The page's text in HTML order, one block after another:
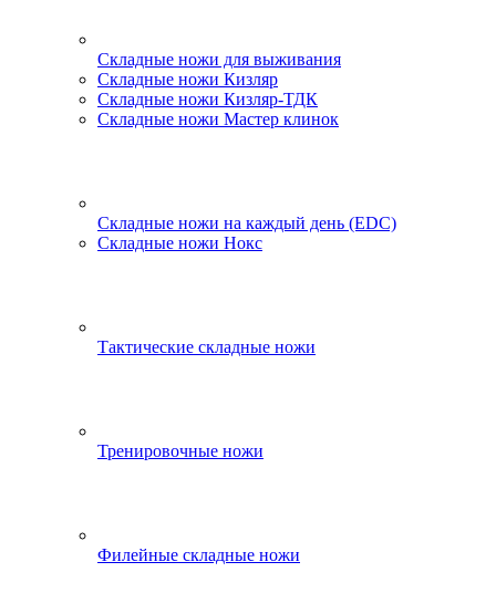
Складные ножи для выживания
Складные ножи Кизляр
Складные ножи Кизляр-ТДК
Складные ножи Мастер клинок
Складные ножи на каждый день (EDC)
Складные ножи Нокс
Тактические складные ножи
Тренировочные ножи
Филейные складные ножи